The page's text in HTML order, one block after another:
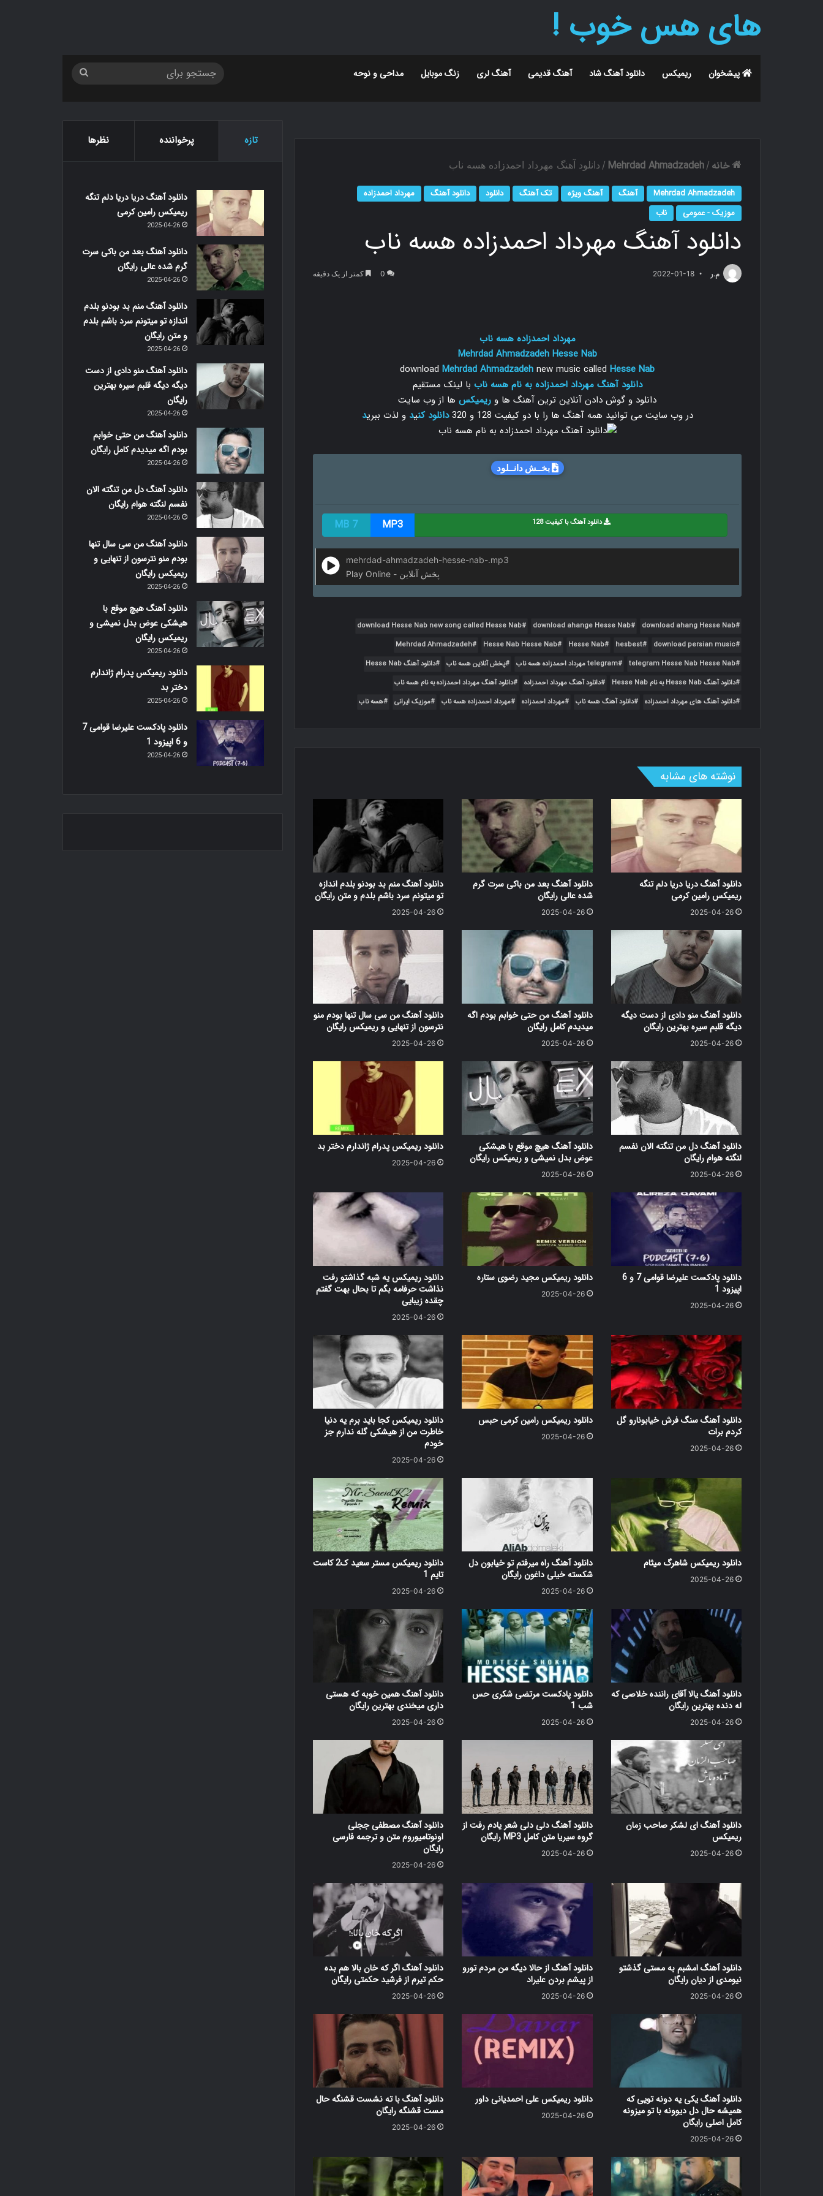
های هس خوب !
پیشخوان ریمیکس دانلود آهنگ شاد آهنگ قدیمی آهنگ لری زنگ موبایل مداحی و نوحه
خانه /
Mehrdad Ahmadzadeh
/ دانلود آهنگ مهرداد احمدزاده هسه ناب
Mehrdad Ahmadzadeh آهنگ آهنگ ویژه تک آهنگ دانلود دانلود آهنگ
مهرداد احمدزاده
موزیک - عمومی
ناب
دانلود آهنگ مهرداد احمدزاده هسه ناب
م.ر 2022-01-18
0 کمتر از یک دقیقه
مهرداد احمدزاده هسه ناب
Mehrdad Ahmadzadeh Hesse Nab
download Mehrdad Ahmadzadeh new music called Hesse Nab
دانلود آهنگ مهرداد احمدزاده به نام هسه ناب با لینک مستقیم
دانلود و گوش دادن آنلاین ترین آهنگ ها و ریمیکس ها از وب سایت
در وب سایت می توانید همه آهنگ ها را با دو کیفیت 128 و 320
دانلود کنید و لذت ببرید
بخــش دانــلود
دانلود آهنگ با کیفیت 128 MP3
7 MB
mehrdad-ahmadzadeh-hesse-nab-.mp3
Play Online - پخش آنلاین
download ahang Hesse Nab
download ahange Hesse Nab
download Hesse Nab new song called Hesse Nab
download persian music
hesbest
Hesse Nab
Hesse Nab Hesse Nab
Mehrdad Ahmadzadeh
telegram Hesse Nab Hesse Nab
telegram مهرداد احمدزاده هسه ناب پخش آنلاین هسه ناب
دانلود آهنگ Hesse Nab
دانلود آهنگ Hesse Nab به نام Hesse Nab
دانلود آهنگ مهرداد احمدزاده
دانلود آهنگ مهرداد احمدزاده به نام هسه ناب
دانلود آهنگ های مهرداد احمدزاده
دانلود آهنگ هسه ناب مهرداد احمدزاده مهرداد احمدزاده هسه ناب موزیک ایرانی هسه ناب
نوشته های مشابه
دانلود آهنگ دریا دریا دلم تنگه
ریمیکس رامین کرمی
2025-04-26
دانلود آهنگ بعد من باکی سرت گرم
شده عالی رایگان
2025-04-26
دانلود آهنگ منم بد بودنو بلدم اندازه
تو میتونم سرد باشم بلدم و متن رایگان
2025-04-26
دانلود آهنگ منو دادی از دست دیگه
دیگه قلبم سیره بهترین رایگان
2025-04-26
دانلود آهنگ من حتی خوابم بودم اگه
میدیدم کامل رایگان
2025-04-26
دانلود آهنگ من سی سال تنها بودم منو
نترسون از تنهایی و ریمیکس رایگان
2025-04-26
دانلود آهنگ دل من تنگته الان نفسم
لنگته هوام رایگان
2025-04-26
دانلود آهنگ هیچ موقع با هیشکی
عوض بدل نمیشی و ریمیکس رایگان
2025-04-26
دانلود ریمیکس پدرام ژاندارم دختر بد
2025-04-26
دانلود پادکست علیرضا قوامی 7 و 6
اپیزود 1
2025-04-26
دانلود ریمیکس مجید رضوی ستاره
2025-04-26
دانلود ریمیکس یه شبه گذاشتو رفت
نذاشت حرفامه بگم تا بحال بهت گفتم
چقده زیبایی
2025-04-26
دانلود آهنگ سنگ فرش خیابونارو گل
کردم برات
2025-04-26
دانلود ریمیکس رامین کرمی حبس
2025-04-26
دانلود ریمیکس کجا باید برم یه دنیا
خاطرت من از هیشکی گله ندارم جز
خودم
2025-04-26
دانلود ریمیکس شاهرگ میثام
2025-04-26
دانلود آهنگ راه میرفتم تو خیابون دل
شکسته خیلی داغون رایگان
2025-04-26
دانلود ریمیکس مستر سعید ک2 کاست
تایم 1
2025-04-26
دانلود آهنگ یالا آقای راننده خلاصی که
له دنده بهترین رایگان
2025-04-26
دانلود پادکست مرتضی شکری حس
شب 1
2025-04-26
دانلود آهنگ همین خوبه که هستی
داری میخندی بهترین رایگان
2025-04-26
دانلود آهنگ ای لشکر صاحب زمان
ریمیکس
2025-04-26
دانلود آهنگ دلی دلی شعر یادم رفت از
گروه سیریا متن کامل MP3 رایگان
2025-04-26
دانلود آهنگ مصطفی ججلی
اونوتامیوروم متن و ترجمه فارسی
رایگان
2025-04-26
دانلود آهنگ امشبم به مستی گذشتو
نیومدی از دیان رایگان
2025-04-26
دانلود آهنگ از حالا دیگه من مردم تورو
از پیشم بردن علیراد
2025-04-26
دانلود آهنگ اگر که خان بالا هم بده
حکم تیرم از فرشید حکمتی رایگان
2025-04-26
دانلود آهنگ یکی یه دونه تویی که
همیشه حال دل دیوونه با تو میزونه
کامل اصلی رایگان
2025-04-26
دانلود ریمیکس علی احمدیانی داور
2025-04-26
دانلود آهنگ با ته نشست قشنگه حال
مست قشنگه رایگان
2025-04-26
تازه پرخواننده نظرها
دانلود آهنگ دریا دریا دلم تنگه
ریمیکس رامین کرمی
2025-04-26
دانلود آهنگ بعد من باکی سرت
گرم شده عالی رایگان
2025-04-26
دانلود آهنگ منم بد بودنو بلدم
اندازه تو میتونم سرد باشم بلدم
و متن رایگان
2025-04-26
دانلود آهنگ منو دادی از دست
دیگه دیگه قلبم سیره بهترین
رایگان
2025-04-26
دانلود آهنگ من حتی خوابم
بودم اگه میدیدم کامل رایگان
2025-04-26
دانلود آهنگ دل من تنگته الان
نفسم لنگته هوام رایگان
2025-04-26
دانلود آهنگ من سی سال تنها
بودم منو نترسون از تنهایی و
ریمیکس رایگان
2025-04-26
دانلود آهنگ هیچ موقع با
هیشکی عوض بدل نمیشی و
ریمیکس رایگان
2025-04-26
دانلود ریمیکس پدرام ژاندارم
دختر بد
2025-04-26
دانلود پادکست علیرضا قوامی 7
و 6 اپیزود 1
2025-04-26